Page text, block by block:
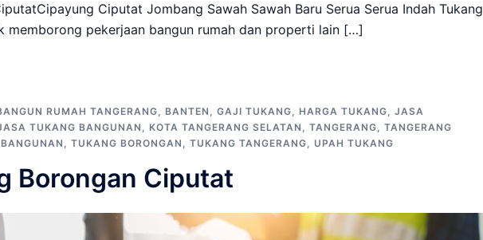
Ciputat Jombang Sawah Sawah Baru Serua Serua Indah Tukang
memborong pekerjaan bangun rumah dan properti lain […]
RUMAH TANGERANG, BANTEN , GAJI TUKANG, HARGA TUKANG, JASA
TUKANG BANGUNAN, KOTA TANGERANG SELATAN , TANGERANG, TANGERANG
, TUKANG BORONGAN , TUKANG TANGERANG, UPAH TUKANG
Borongan Ciputat